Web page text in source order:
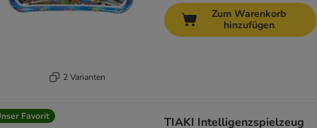
2 Varianten
Zum Warenkorb
hinzufügen
Favorit
TIAKI Intelligenzspielzeug